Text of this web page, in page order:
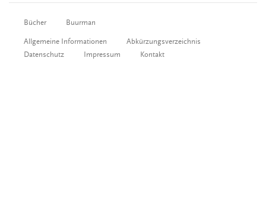
Bücher Buurman
Allgemeine Informationen
Abkürzungsverzeichnis
Datenschutz
Impressum Kontakt